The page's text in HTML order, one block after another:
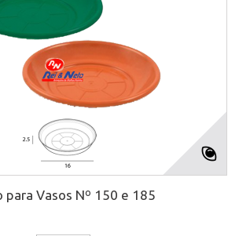
para Vasos Nº 150 e 185